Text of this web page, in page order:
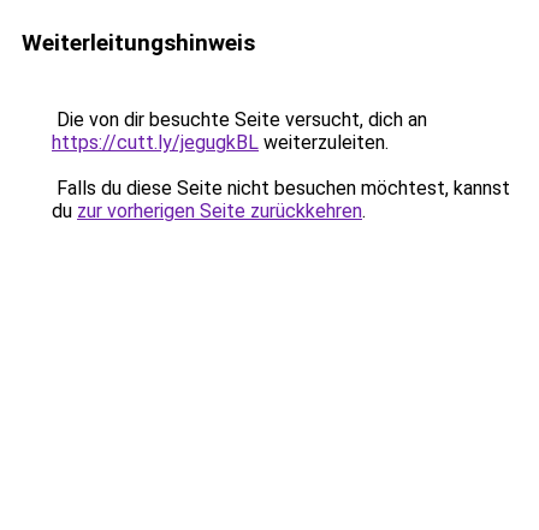
Weiterleitungshinweis
Die von dir besuchte Seite versucht, dich an
https://cutt.ly/jegugkBL weiterzuleiten.
Falls du diese Seite nicht besuchen möchtest, kannst
du zur vorherigen Seite zurückkehren.